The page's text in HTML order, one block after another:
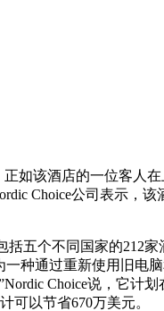
如该酒店的一位客人
Choice公司表示，该
括五个不同国家的212家
一种通过重新使用旧电
Choice说，它计划
可以节省670万美元。